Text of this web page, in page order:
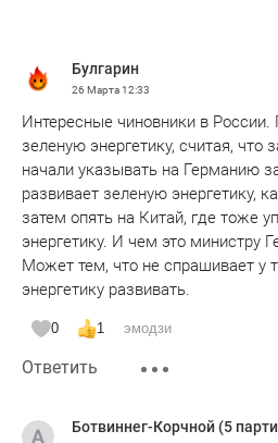
Булгарин
26 Марта12:33
Интересные чиновники в
зеленую энергетику, считая, что
начали указывать на Германию
развивает зеленую энергетику,
затем опять на Китай, где тоже
энергетику. И чем это министру
Может тем, что не спрашивает у
энергетику развивать.
0 1 эмодзи
Ответить
Ботвиннег-Корчной (5